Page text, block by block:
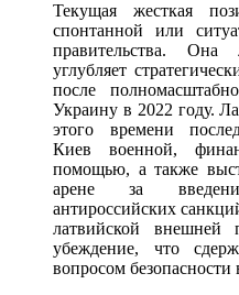
Текущая жесткая
спонтанной или
правительства.
углубляет
после
Украину в 2022 году.
этого времени
Киев военной,
помощью, а также
арене за
антироссийских
латвийской внешней
убеждение, что
вопросом